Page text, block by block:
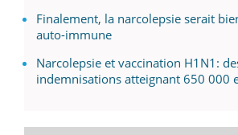
Finalement, la narcolepsie serait
auto-immune
Narcolepsie et vaccination H1N1:
indemnisations atteignant 650 000